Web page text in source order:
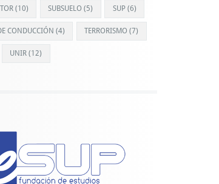
(10) SUBSUELO (5) SUP(6)
CONDUCCIÓN (4) TERRORISMO (7)
UNIR (12)